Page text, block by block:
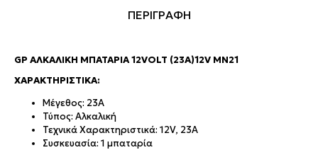
ΠΕΡΙΓΡΑΦΗ
GP ΑΛΚΑΛΙΚΉ ΜΠΑΤΑΡΊΑ 12VOLT (23A)12V MN21
ΧΑΡΑΚΤΗΡΙΣΤΙΚΆ:
Μέγεθος: 23Α
Τύπος: Αλκαλική
Τεχνικά Χαρακτηριστικά: 12V, 23Α
Συσκευασία: 1 μπαταρία